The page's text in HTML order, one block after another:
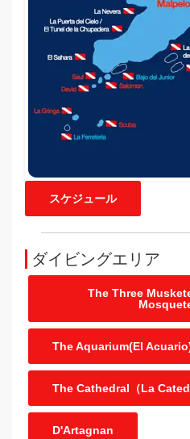
スケジュール
ダイビングエリア
The Three
The Aquarium(El
The Cathedral（La
D'Artagnan